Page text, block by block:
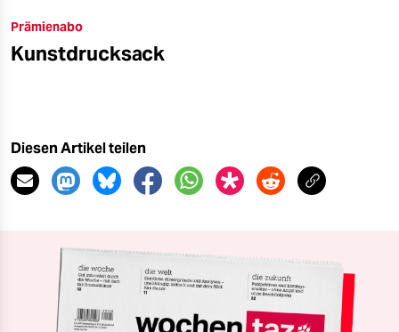
Prämienabo
Kunstdrucksack
Diesen Artikel teilen